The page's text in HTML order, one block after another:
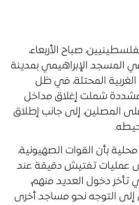
صباح الأربعاء،
المسجد الإبراهيمي بمدينة
المحتلة، في ظل
مشددة شملت إغلاق مداخل
المصلين، إلى جانب إطلاق
بأن القوات الصهيونية،
عمليات تفتيش دقيقة عند
تأخر دخول العديد منهم،
التوجه نحو مساجد أخرى